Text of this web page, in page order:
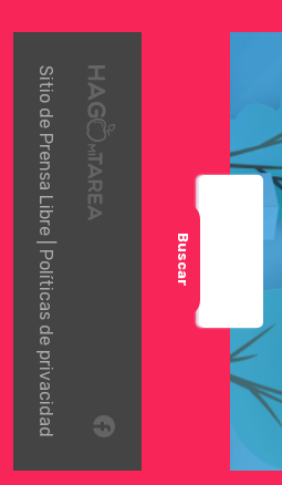
Buscar
Sitio de
Prensa Libre
|
Políticas de privacidad